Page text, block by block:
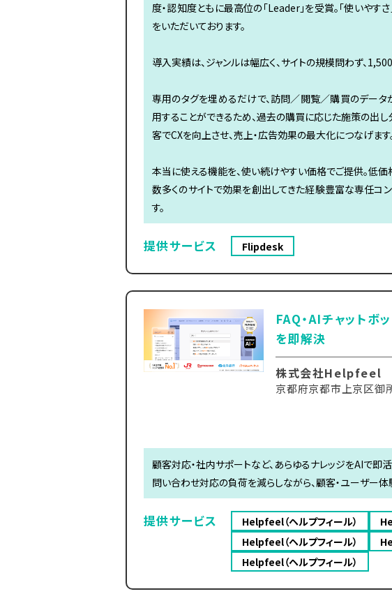
度・認知度ともに最高位の「Leader」を受賞。「使いやす
をいただいております。
導入実績は、ジャンルは幅広く、サイトの規模問わず、
専用のタグを埋めるだけで、訪問／閲覧／購買のデータ
用することができるため、過去の購買に応じた施策の出
客でCXを向上させ、売上・広告効果の最大化につなげます
本当に使える機能を、使い続けやすい価格でご提供。低
数多くのサイトで効果を創出してきた経験豊富な専任コ
す。
提供サービス Flipdesk
FAQ・AIチャットボ
を即解決
株式会社Helpfeel
京都府京都市上京区御
顧客対応・社内サポートなど、あらゆるナレッジをAIで即活
問い合わせ対応の負荷を減らしながら、顧客・ユーザー体
提供サービス Helpfeel（ヘルプフィール）
Helpfeel（ヘルプフィール）
Helpfeel（ヘルプフィール）